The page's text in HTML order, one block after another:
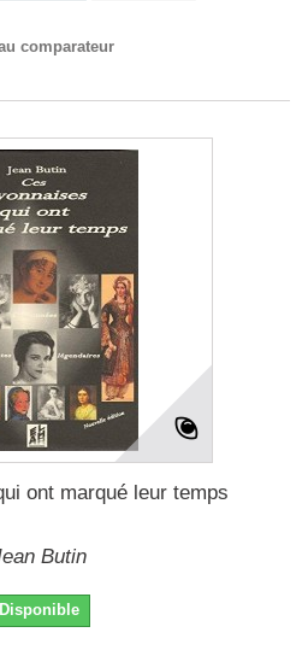
comparateur
ont marqué leur temps
Butin
Disponible